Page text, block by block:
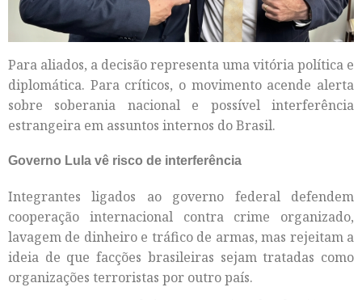
Para aliados, a decisão representa uma vitória política e
diplomática. Para críticos, o movimento acende alerta
sobre soberania nacional e possível interferência
estrangeira em assuntos internos do Brasil.
Governo Lula vê risco de interferência
Integrantes ligados ao governo federal defendem
cooperação internacional contra crime organizado,
lavagem de dinheiro e tráfico de armas, mas rejeitam a
ideia de que facções brasileiras sejam tratadas como
organizações terroristas por outro país.